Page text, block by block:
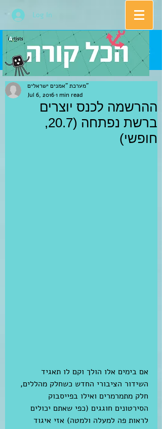
Log In
ההרשמה לכנס יוצרים
ברשת נפתחה (20.7,
חופשי)
מערכת "אמנים ישראלים"
Jul 6, 20161 min read
אם בימים אלו הולך וקם לו תאגיד
השידור הציבורי החדש כשחלק מהללים,
חלק מתמרמרים ואילו בפייסבוק
הסירטונים חוגגים (כפי שאתם יכולים
לראות פה למעלה ולמטה) אזי איגוד